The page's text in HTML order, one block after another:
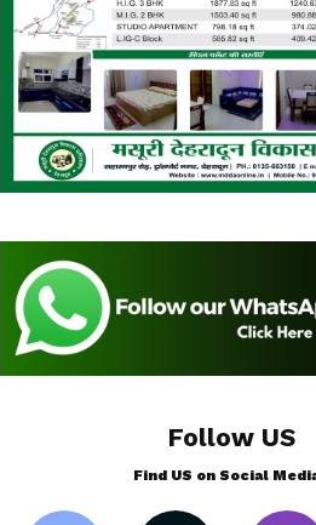
Follow US
Find US on Social